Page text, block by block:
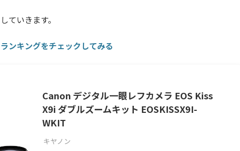
ていきます。
ンキングをチェックしてみる
Canon デジタル一眼レフカメラ EOS Kiss
X9i ダブルズームキット EOSKISSX9I-
WKIT
キヤノン